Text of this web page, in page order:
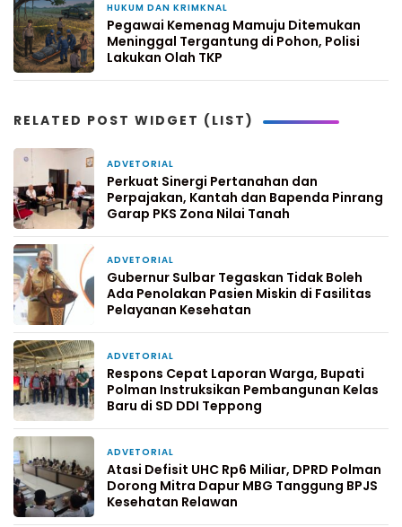
HUKUM DAN KRIMKNAL
Pegawai Kemenag Mamuju Ditemukan
Meninggal Tergantung di Pohon, Polisi
Lakukan Olah TKP
RELATED POST WIDGET (LIST)
ADVETORIAL
Perkuat Sinergi Pertanahan dan
Perpajakan, Kantah dan Bapenda Pinrang
Garap PKS Zona Nilai Tanah
ADVETORIAL
Gubernur Sulbar Tegaskan Tidak Boleh
Ada Penolakan Pasien Miskin di Fasilitas
Pelayanan Kesehatan
ADVETORIAL
Respons Cepat Laporan Warga, Bupati
Polman Instruksikan Pembangunan Kelas
Baru di SD DDI Teppong
ADVETORIAL
Atasi Defisit UHC Rp6 Miliar, DPRD Polman
Dorong Mitra Dapur MBG Tanggung BPJS
Kesehatan Relawan